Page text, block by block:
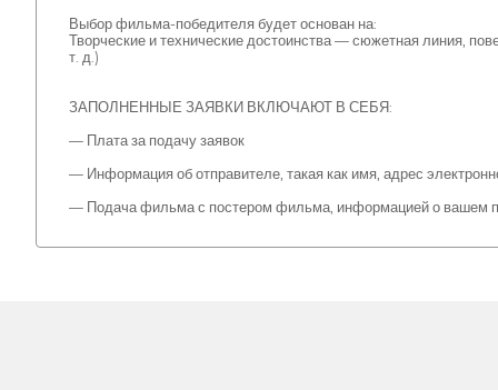
Выбор фильма-победителя будет основан на:
Творческие и технические достоинства — сюжетная линия,
т. д.)
ЗАПОЛНЕННЫЕ ЗАЯВКИ ВКЛЮЧАЮТ В СЕБЯ:
— Плата за подачу заявок
— Информация об отправителе, такая как имя, адрес
— Подача фильма с постером фильма, информацией о вашем